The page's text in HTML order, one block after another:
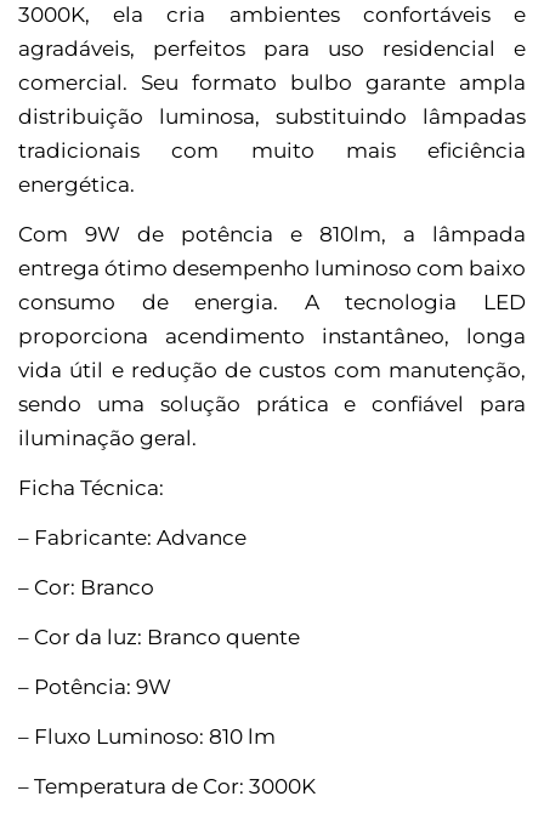
3000K, ela cria ambientes confortáveis e
agradáveis, perfeitos para uso residencial e
comercial. Seu formato bulbo garante ampla
distribuição luminosa, substituindo lâmpadas
tradicionais com muito mais eficiência
energética.
Com 9W de potência e 810lm, a lâmpada
entrega ótimo desempenho luminoso com baixo
consumo de energia. A tecnologia LED
proporciona acendimento instantâneo, longa
vida útil e redução de custos com manutenção,
sendo uma solução prática e confiável para
iluminação geral.
Ficha Técnica:
– Fabricante: Advance
– Cor: Branco
– Cor da luz: Branco quente
– Potência: 9W
– Fluxo Luminoso: 810 lm
– Temperatura de Cor: 3000K